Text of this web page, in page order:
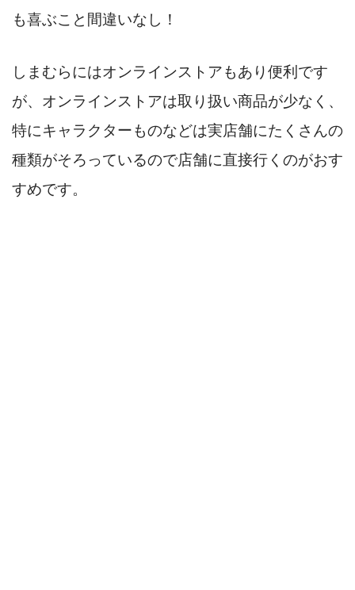
も喜ぶこと間違いなし！
しまむらにはオンラインストアもあり便利です
が、オンラインストアは取り扱い商品が少なく、
特にキャラクターものなどは実店舗にたくさんの
種類がそろっているので店舗に直接行くのがおす
すめです。